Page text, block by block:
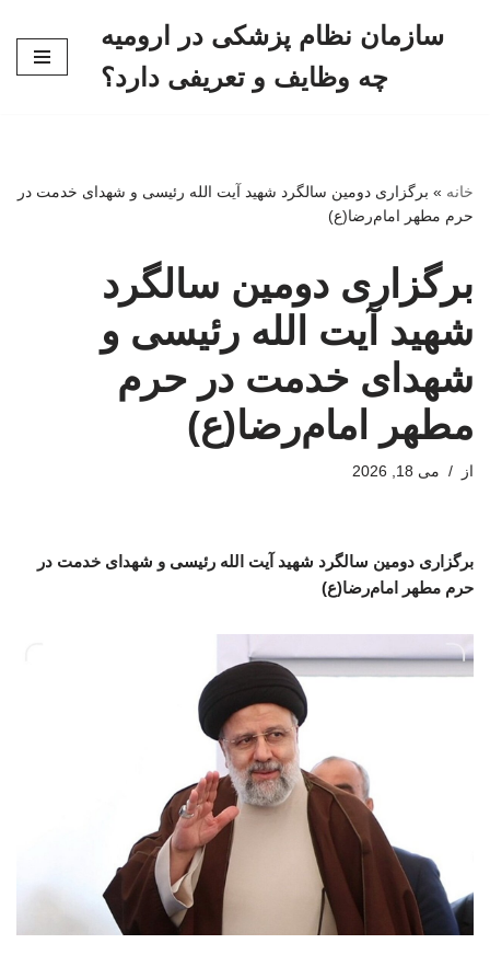
سازمان نظام پزشکی در ارومیه
چه وظایف و تعریفی دارد؟
خانه » برگزاری دومین سالگرد شهید آیت الله رئیسی و شهدای خدمت در
حرم مطهر امام‌رضا(ع)
برگزاری دومین سالگرد
شهید آیت الله رئیسی و
شهدای خدمت در حرم
مطهر امام‌رضا(ع)
از می 18, 2026
برگزاری دومین سالگرد شهید آیت الله رئیسی و شهدای خدمت در
حرم مطهر امام‌رضا(ع)